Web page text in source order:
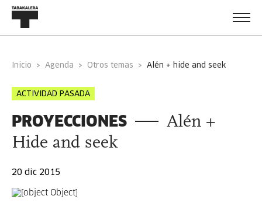
Inicio Agenda Otros temas alén + hide and seek
ACTIVIDAD PASADA
PROYECCIONES
Alén +
Hide and seek
20 dic 2015